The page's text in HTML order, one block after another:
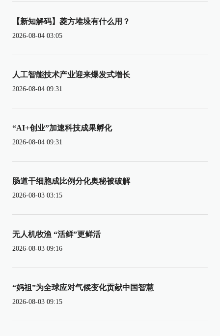
【新知解码】菱方堆垛有什么用？
2026-08-04 03:05
人工智能技术产业迎来爆发式增长
2026-08-04 09:31
“AI+创业”加速科技成果孵化
2026-08-04 09:31
肠道干细胞成比例分化奥秘被破解
2026-08-03 03:15
无人机牧渔 “活鲜”更鲜活
2026-08-03 09:16
“妈祖”为全球应对气候变化贡献中国智慧
2026-08-03 09:15